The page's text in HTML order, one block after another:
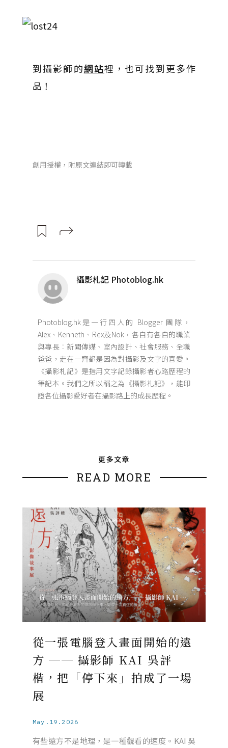
到攝影師的網站裡，也可找到更多作
品！
創用授權，附原文連結即可轉載
攝影札記 Photoblog.hk
Photoblog.hk是一行四人的 Blogger 團隊，
Alex、Kenneth、Rex及Nok，各自有各自的職業
與專長︰新聞傳媒、室內設計、社會服務、全職
爸爸，走在一齊都是因為對攝影及文字的喜愛。
《攝影札記》是指用文字記錄攝影者心路歷程的
筆記本。我們之所以稱之為《攝影札記》，能印
證各位攝影愛好者在攝影路上的成長歷程。
更多文章
READ MORE
從一張電腦登入畫面開始的遠
方 ── 攝影師 KAI 吳評
楷，把「停下來」拍成了一場
展
May.19.2026
有些遠方不是地理，是一種觀看的速度。KAI 吳